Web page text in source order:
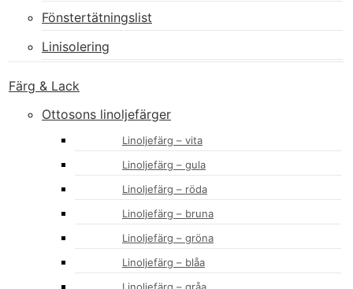
Fönstertätningslist
Linisolering
Färg & Lack
Ottosons linoljefärger
Linoljefärg – vita
Linoljefärg – gula
Linoljefärg – röda
Linoljefärg – bruna
Linoljefärg – gröna
Linoljefärg – blåa